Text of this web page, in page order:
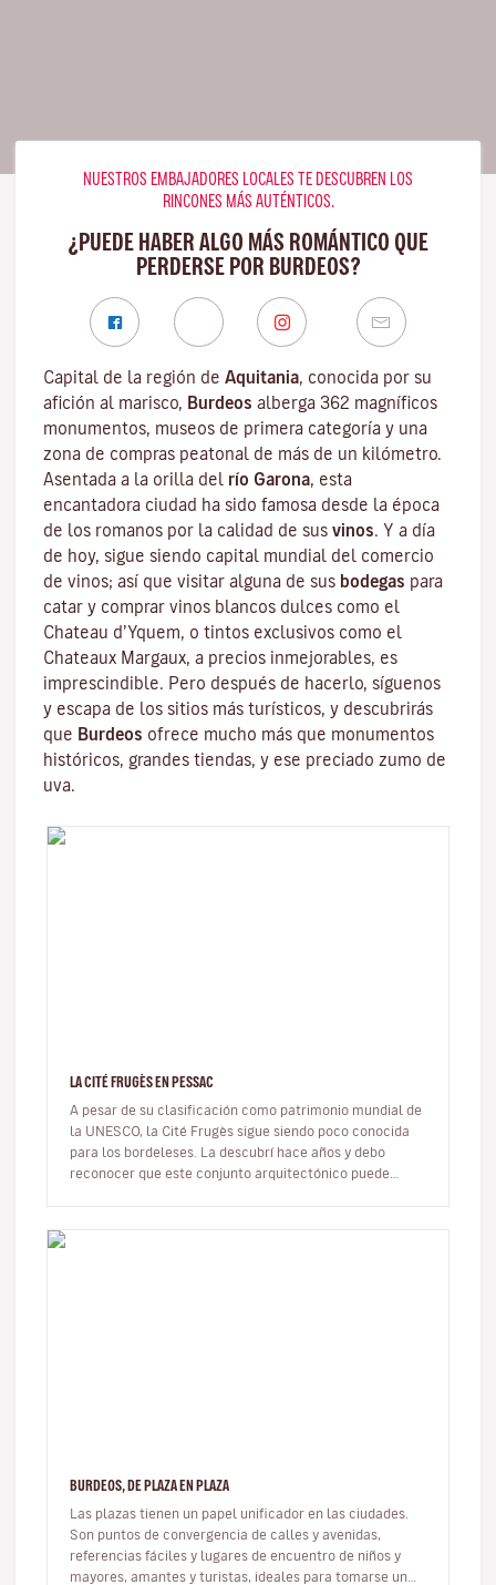
NUESTROS EMBAJADORES LOCALES TE DESCUBREN LOS
RINCONES MÁS AUTÉNTICOS.
¿PUEDE HABER ALGO MÁS ROMÁNTICO QUE
PERDERSE POR BURDEOS?
Capital de la región de Aquitania, conocida por su
afición al marisco, Burdeos alberga 362 magníficos
monumentos, museos de primera categoría y una
zona de compras peatonal de más de un kilómetro.
Asentada a la orilla del río Garona, esta
encantadora ciudad ha sido famosa desde la época
de los romanos por la calidad de sus vinos. Y a día
de hoy, sigue siendo capital mundial del comercio
de vinos; así que visitar alguna de sus bodegas para
catar y comprar vinos blancos dulces como el
Chateau d’Yquem, o tintos exclusivos como el
Chateaux Margaux, a precios inmejorables, es
imprescindible. Pero después de hacerlo, síguenos
y escapa de los sitios más turísticos, y descubrirás
que Burdeos ofrece mucho más que monumentos
históricos, grandes tiendas, y ese preciado zumo de
uva.
LA CITÉ FRUGÈS EN PESSAC
A pesar de su clasificación como patrimonio mundial de
la UNESCO, la Cité Frugès sigue siendo poco conocida
para los bordeleses. La descubrí hace años y debo
reconocer que este conjunto arquitectónico puede
BURDEOS, DE PLAZA EN PLAZA
Las plazas tienen un papel unificador en las ciudades.
Son puntos de convergencia de calles y avenidas,
referencias fáciles y lugares de encuentro de niños y
mayores, amantes y turistas, ideales para tomarse un